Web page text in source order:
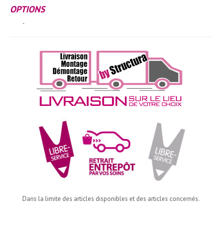
OPTIONS
-
Dans la limite des articles disponibles et des articles concernés.